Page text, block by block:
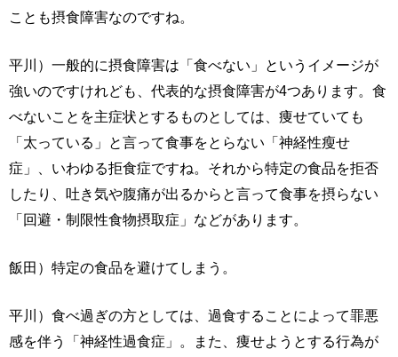
ことも摂食障害なのですね。
平川）一般的に摂食障害は「食べない」というイメージが
強いのですけれども、代表的な摂食障害が4つあります。食
べないことを主症状とするものとしては、痩せていても
「太っている」と言って食事をとらない「神経性瘦せ
症」、いわゆる拒食症ですね。それから特定の食品を拒否
したり、吐き気や腹痛が出るからと言って食事を摂らない
「回避・制限性食物摂取症」などがあります。
飯田）特定の食品を避けてしまう。
平川）食べ過ぎの方としては、過食することによって罪悪
感を伴う「神経性過食症」。また、痩せようとする行為が